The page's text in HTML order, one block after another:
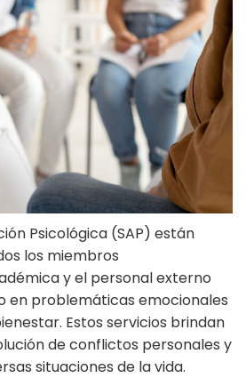
Psicológica (SAP) están
los miembros
y el personal externo
en problemáticas emocionales
Estos servicios brindan
de conflictos personales y
situaciones de la vida.